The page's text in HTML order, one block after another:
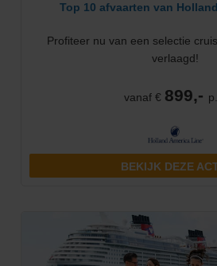
Top 10 afvaarten van
Profiteer nu van een selectie
verlaagd!
vanaf € 899,-
BEKIJK DEZE